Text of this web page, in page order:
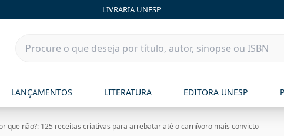
LIVRARIA UNESP
LANÇAMENTOS LITERATURA EDITORA UNESP
que não?: 125 receitas criativas para arrebatar até o carnívoro mais convicto